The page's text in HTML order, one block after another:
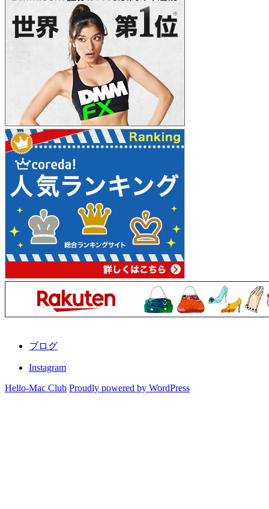
ブログ
Instagram
Hello-Mac Club Proudly powered by WordPress